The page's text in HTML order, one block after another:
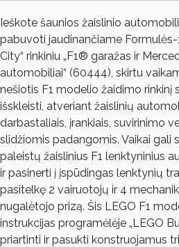
Ieškote šaunios žaislinio
pabuvoti jaudinančiame
City“ rinkiniu „F1® garažas ir
automobiliai“ (60444), skirtu
nešiotis F1 modelio žaidimo rinkinį
išskleisti, atveriant žaislinių
darbastaliais, įrankiais, suvirinimo
slidžiomis padangomis. Vaikai gali
paleistų žaislinius F1 lenktyninius
ir pasinerti į įspūdingas lenktynių
pasitelkę 2 vairuotojų ir 4
nugalėtojo prizą. Šis LEGO F1
instrukcijas programėlėje „LEGO
priartinti ir pasukti konstruojamus